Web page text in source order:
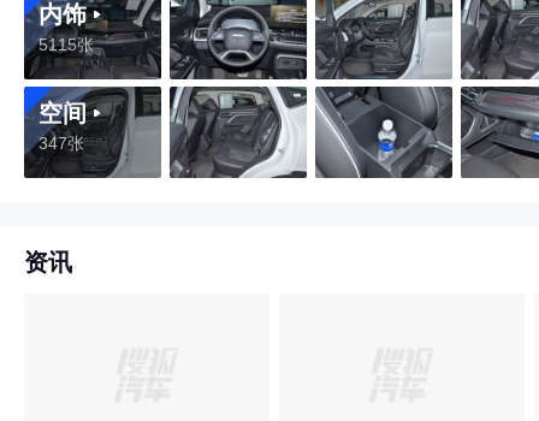
内饰
5115张
空间
347张
资讯